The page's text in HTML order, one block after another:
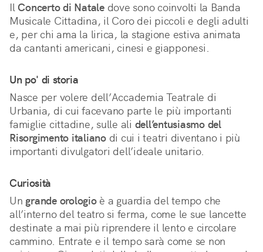
Il Concerto di Nataledove sono coinvolti la Banda
Musicale Cittadina, il Coro dei piccoli e degli adulti
e, per chi ama la lirica, la stagione estiva animata
da cantanti americani, cinesi e giapponesi.
Un po' di storia
Nasce per volere dell’Accademia Teatrale di
Urbania, di cui facevano parte le più importanti
famiglie cittadine, sulle ali dell’entusiasmo del
Risorgimento italianodi cui i teatri diventano i più
importanti divulgatori dell’ideale unitario.
Curiosità
Un grande orologioè a guardia del tempo che
all’interno del teatro si ferma, come le sue lancette
destinate a mai più riprendere il lento e circolare
cammino. Entrate e il tempo sarà come se non